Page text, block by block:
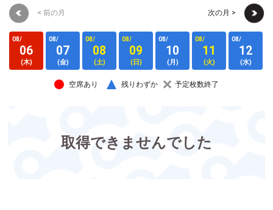
< 前の月 次の月 >
08/
06
(木)
08/
07
(金)
08/
08
(土)
08/
09
(日)
08/
10
(月)
08/
11
(火)
08/
12
(水)
空席あり 残りわずか 予定枚数終了
取得できませんでした